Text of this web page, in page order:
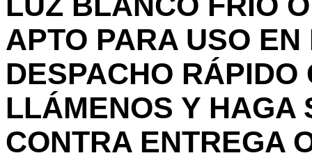
APTO PARA USO
DESPACHO
LLÁMENOS Y HAGA
CONTRA ENTREGA